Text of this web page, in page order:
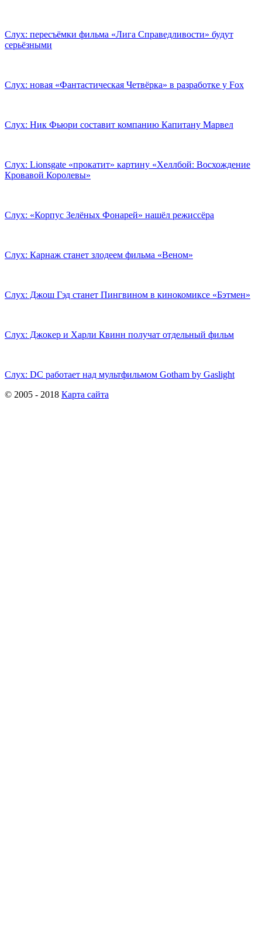
Слух: пересъёмки фильма «Лига Справедливости» будут
серьёзными
Слух: новая «Фантастическая Четвёрка» в разработке у Fox
Слух: Ник Фьюри составит компанию Капитану Марвел
Слух: Lionsgate «прокатит» картину «Хеллбой: Восхождение
Кровавой Королевы»
Слух: «Корпус Зелёных Фонарей» нашёл режиссёра
Слух: Карнаж станет злодеем фильма «Веном»
Слух: Джош Гэд станет Пингвином в кинокомиксе «Бэтмен»
Слух: Джокер и Харли Квинн получат отдельный фильм
Слух: DC работает над мультфильмом Gotham by Gaslight
© 2005 - 2018 Карта сайта